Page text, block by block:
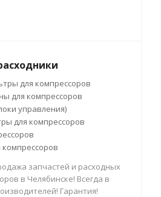
для компрессоров
для компрессоров
управления)
для компрессоров
запчастей и расходных
в Челябинске! Всегда в
Гарантия!